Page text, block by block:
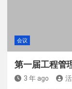
会议
第一届工程管
3 年 ago